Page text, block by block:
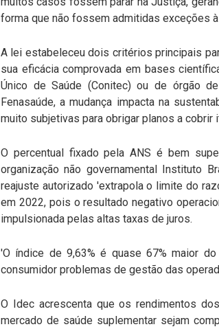
forma que não fossem admitidas exceções
A lei estabeleceu dois critérios principais
sua eficácia comprovada em bases
Único de Saúde (Conitec) ou de órgão
Fenasaúde, a mudança impacta na
muito subjetivas para obrigar planos a cobrir
O percentual fixado pela ANS é bem
organização não governamental Instituto
reajuste autorizado 'extrapola o limite do
em 2022, pois o resultado negativo
impulsionada pelas altas taxas de juros.
'O índice de 9,63% é quase 67% maior
consumidor problemas de gestão das
O Idec acrescenta que os rendimentos
mercado de saúde suplementar sejam